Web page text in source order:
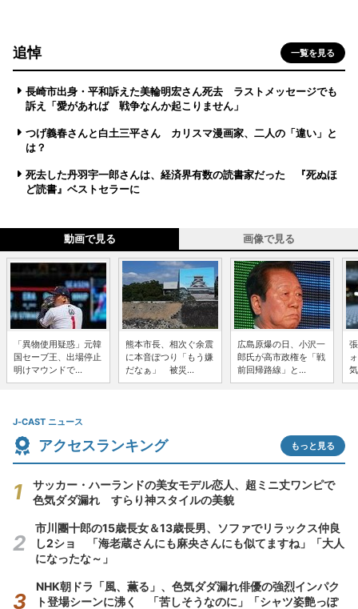
追悼 一覧を見る
長崎市出身・平和訴えた美輪明宏さん死去 ラストメッセージでも
訴え「愛があれば 戦争なんか起こりません」
つげ義春さんと白土三平さん カリスマ漫画家、二人の「違い」と
は？
死去した丹羽宇一郎さんは、経済界有数の読書家だった 『死ぬほ
ど読書』ベストセラーに
動画で見る 画像で見る
「異物使用疑惑」元韓
国セーブ王、出場停止
明けマウンドで...
熊本市長、相次ぐ余震
に本音ぽつり「もう嫌
だなぁ」 被災...
広島原爆の日、小沢一
郎氏が高市政権を「戦
前回帰路線」と...
J-CAST ニュース
アクセスランキング もっと見る
サッカー・ハーランドの美女モデル恋人、超ミニ丈ワンピで
色気ダダ漏れ すらり神スタイルの美貌
市川團十郎の15歳長女＆13歳長男、ソファでリラックス仲良
し2ショ 「海老蔵さんにも麻央さんにも似てますね」「大人
になったな～」
NHK朝ドラ「風、薫る」、色気ダダ漏れ俳優の強烈インパク
ト登場シーンに沸く 「苦しそうなのに」「シャツ姿艶っぽ